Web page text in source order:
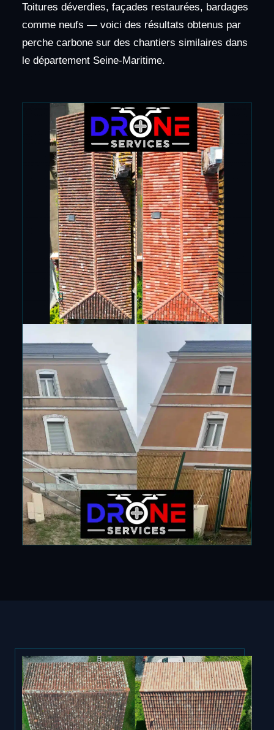
Toitures déverdies, façades restaurées, bardages
comme neufs — voici des résultats obtenus par
perche carbone sur des chantiers similaires dans
le département Seine-Maritime.